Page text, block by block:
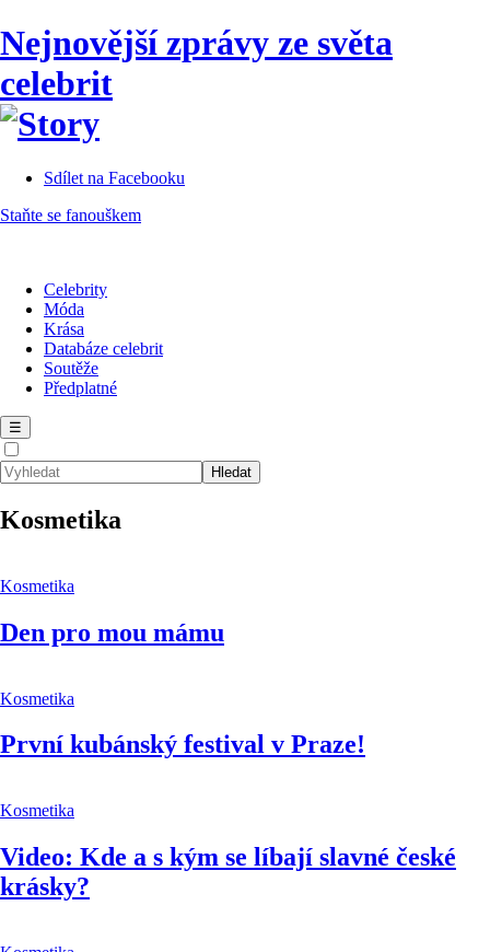
Nejnovější zprávy ze světa
celebrit
Sdílet na Facebooku
Staňte se fanouškem
Celebrity
Móda
Krása
Databáze celebrit
Soutěže
Předplatné
☰
Kosmetika
Kosmetika
Den pro mou mámu
Kosmetika
První kubánský festival v Praze!
Kosmetika
Video: Kde a s kým se líbají slavné české
krásky?